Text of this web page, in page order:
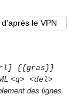
{{gras}}
<q> <del>
des lignes